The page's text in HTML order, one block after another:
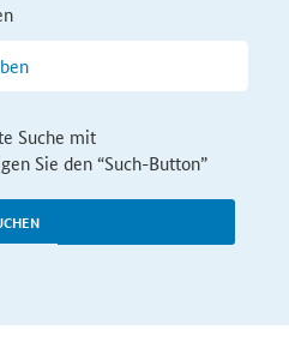
Suche mit
Sie den “Such-Button”